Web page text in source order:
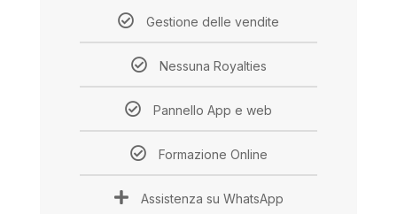
Gestione delle vendite
Nessuna Royalties
Pannello App e web
Formazione Online
Assistenza su WhatsApp